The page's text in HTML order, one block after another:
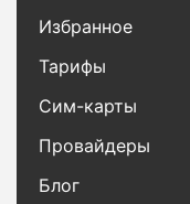
Избранное
Тарифы
Сим-карты
Провайдеры
Блог